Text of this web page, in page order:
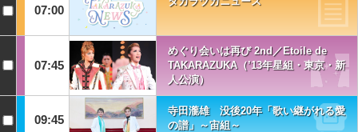
07:00
07:45
めぐり会いは再び 2nd／Etoile de
TAKARAZUKA（’13年星組・東京・新
人公演）
09:45
寺田瀧雄 没後20年「歌い継がれる愛
の譜」～宙組～